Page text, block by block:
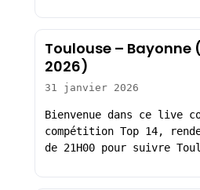
Toulouse – Bayonne
2026)
31 janvier 2026
Bienvenue dans ce live
compétition Top 14,
de 21H00 pour suivre